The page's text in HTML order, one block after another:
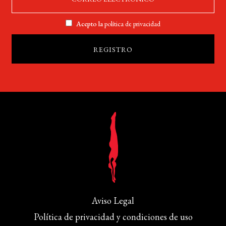
Acepto lapolítica de privacidad
Aviso Legal
Política de privacidad y condiciones de uso